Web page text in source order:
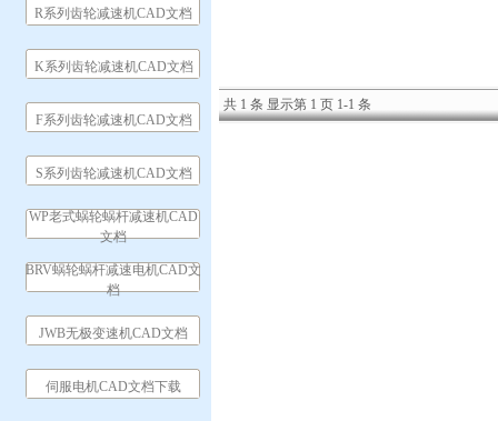
R系列齿轮减速机CAD文档
K系列齿轮减速机CAD文档
F系列齿轮减速机CAD文档
S系列齿轮减速机CAD文档
WP老式蜗轮蜗杆减速机CAD
文档
BRV蜗轮蜗杆减速电机CAD文
档
JWB无极变速机CAD文档
伺服电机CAD文档下载
共 1 条 显示第 1 页 1-1 条